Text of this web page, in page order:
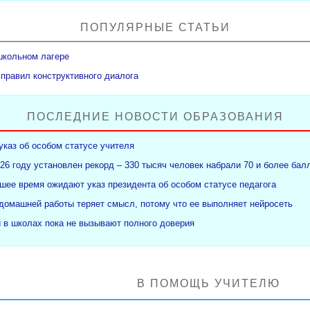
ПОПУЛЯРНЫЕ СТАТЬИ
лагере
конструктивного диалога
ПОСЛЕДНИЕ НОВОСТИ ОБРАЗОВАНИЯ
об особом статусе учителя
году установлен рекорд – 330 тысяч человек набрали 70 и более
время ожидают указ президента об особом статусе педагога
работы теряет смысл, потому что ее выполняет нейросеть
в школах пока не вызывают полного доверия
В ПОМОЩЬ УЧИТЕЛЮ